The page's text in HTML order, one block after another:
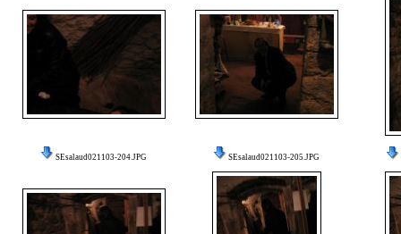
SEsalaud021103-204.JPG SEsalaud021103-205.JPG